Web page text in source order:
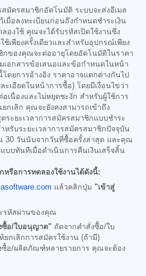
สมัครสมาชิกอัตโนมัติ ระบบจะส่งอีเมล
มื่อลงทะเบียนก่อนถึงกำหนดชำระเงิน
องใช้ คุณจะได้รับรหัสเปิดใช้งานซึ่ง
เพียงครั้งเดียวและสำหรับอุปกรณ์เพียง
กของคุณจะต่ออายุโดยอัตโนมัติในราคา
เอกสารข้อเสนอและข้อกำหนดในหน้า
ดยการอ้างอิง ราคาอาจแตกต่างกันไป
ะเอียดในหน้าการซื้อ) โดยมีเงื่อนไขว่า
เนื่องและไม่หยุดชะงัก สำหรับผู้ใช้การ
กเลิก คุณจะยังคงสามารถเข้าถึง
ะยะเวลาการสมัครสมาชิกแบบชำระ
รับระยะเวลาการสมัครสมาชิกปัจจุบัน
30 วันนับจากวันที่ซื้อครั้งล่าสุด และคุณ
บบทันทีเมื่อดำเนินการคืนเงินเสร็จสิ้น
รือการทดลองใช้งานได้ดังนี้:
แล้วคลิกปุ่ม "เข้าสู่
รหัสผ่านของคุณ
ซื้อ/ใบอนุญาต" ถัดจากคำสั่งซื้อ/ใบ
กเลิกการสมัครใช้งาน (ถ้ามี)
ซื้อ/ผลิตภัณฑ์หลายรายการ คุณจะต้อง